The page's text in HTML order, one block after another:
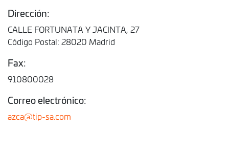
Dirección:
CALLE FORTUNATA Y JACINTA, 27
Código Postal: 28020 Madrid
Fax:
910800028
Correo electrónico:
azca@tip-sa.com